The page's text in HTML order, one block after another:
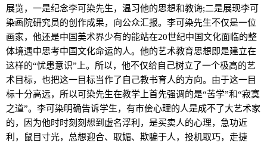
展览，一是纪念李可染先生，温习他的思想和教诲;二是展现李可
染画院研究员的创作成果，向公众汇报。李可染先生不仅是一位
画家，他还是中国美术界少有的能站在20世纪中国文化面临的整
体境遇中思考中国文化命运的人。他的艺术教育思想即是建立在
这样的“忧患意识”上。所以，他不仅给自己树立了一个极高的艺
术目标，也把这一目标当作了自己教书育人的方向。由于这一目
标十分高远，所以可染先生在教学上首先强调的是“苦学”和“寂寞
之道”。李可染明确告诉学生，有市侩心理的人是成不了大艺术家
的，因为他时时刻刻想到虚名浮利，是买卖人的心理，急功近
利，鼠目寸光，总想迎合、取媚、欺骗于人，投机取巧，走捷